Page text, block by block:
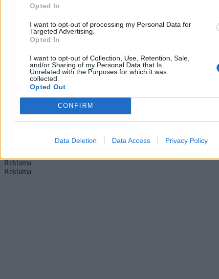
Opted In
I want to opt-out of processing my Personal Data for
Targeted Advertising.
Opted In
I want to opt-out of Collection, Use, Retention, Sale,
and/or Sharing of my Personal Data that Is
Unrelated with the Purposes for which it was
collected.
Opted Out
CONFIRM
Data Deletion Data Access Privacy Policy
Kapibary przyszły z wizytą. Zaskakujące
nagranie trafiło do sieci
Zaskakująca sytuacja w brazylijskim stanie Mato Grosso. Tuż przed
rozpoczęciem obrad przez drzwi frontowe lokalnego parlamentu ze
spokojem wkroczyły dwie kapibary. Największe gryzonie świata
bez pośpiechu zwiedziły recepcję, nie przejmując się obecnością
ludzi.
Agnieszka Waś-Turecka
Reklama
Reklama